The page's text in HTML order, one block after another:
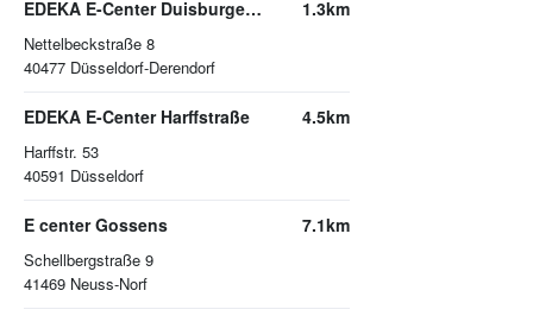
EDEKA E-Center Duisburger Straße
Nettelbeckstraße 8
40477 Düsseldorf-Derendorf
1.3km
EDEKA E-Center Harffstraße
Harffstr. 53
40591 Düsseldorf
4.5km
E center Gossens
Schellbergstraße 9
41469 Neuss-Norf
7.1km